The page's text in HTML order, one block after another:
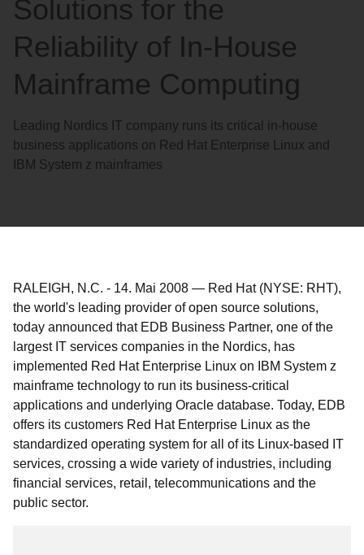
Solutions for the
Reliability of In-House
Mainframe Computing
Leading Nordics IT company runs its critical in-house
business applications on Red Hat Enterprise Linux and
IBM System z mainframes
RALEIGH, N.C. - 14. Mai 2008 — Red Hat (NYSE: RHT),
the world's leading provider of open source solutions,
today announced that EDB Business Partner, one of the
largest IT services companies in the Nordics, has
implemented Red Hat Enterprise Linux on IBM System z
mainframe technology to run its business-critical
applications and underlying Oracle database. Today, EDB
offers its customers Red Hat Enterprise Linux as the
standardized operating system for all of its Linux-based IT
services, crossing a wide variety of industries, including
financial services, retail, telecommunications and the
public sector.